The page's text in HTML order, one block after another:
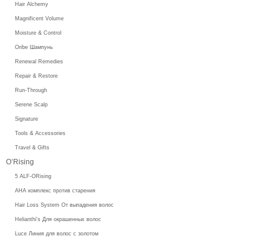
Hair Alchemy
Magnificent Volume
Moisture & Control
Oribe Шампунь
Renewal Remedies
Repair & Restore
Run-Through
Serene Scalp
Signature
Tools & Accessories
Travel & Gifts
O’Rising
5 ALF-ORising
AHA комплекс против старения
Hair Loss System От выпадения волос
Helianthi's Для окрашенных волос
Luce Линия для волос с золотом